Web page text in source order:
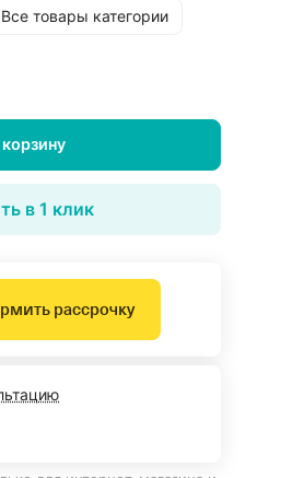
Все товары категории
в 1 клик
рассрочку